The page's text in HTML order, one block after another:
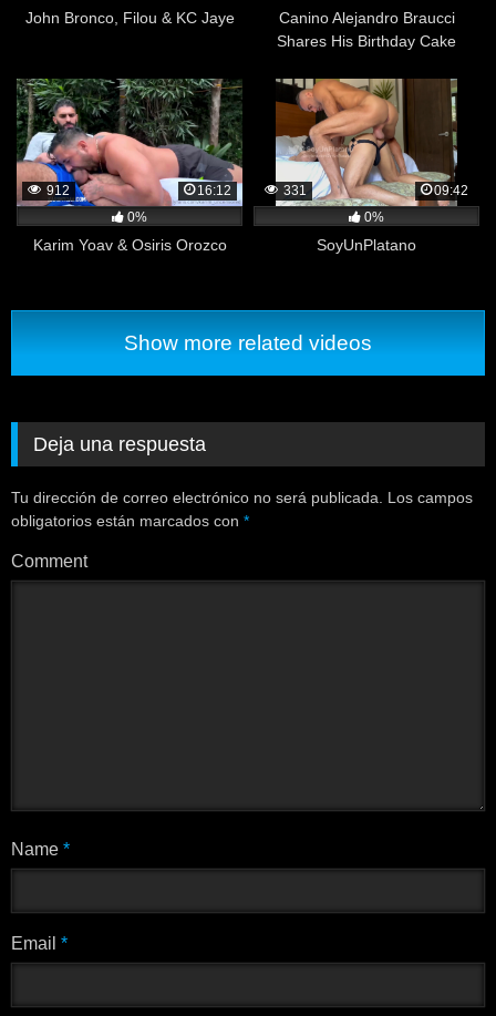
John Bronco, Filou & KC Jaye
Canino Alejandro Braucci
Shares His Birthday Cake
912
16:12
0%
Karim Yoav & Osiris Orozco
331
09:42
0%
SoyUnPlatano
Show more related videos
Deja una respuesta
Tu dirección de correo electrónico no será publicada.
Los campos
obligatorios están marcados con *
Comment
Name *
Email *